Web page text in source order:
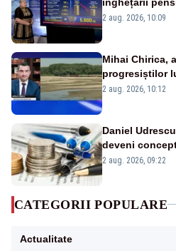
pierdute de
2 aug. 2026, 10:09
Mihai Chirica,
progresiștilor
protejăm și
2 aug. 2026, 10:12
Daniel
deveni
viitoare?
2 aug. 2026, 09:22
CATEGORII POPULARE
Actualitate